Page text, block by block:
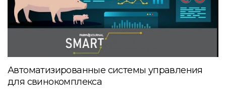
Автоматизированные системы управления
для свинокомплекса